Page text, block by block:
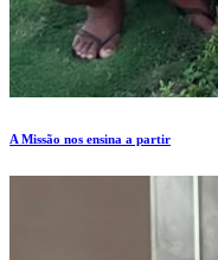
A Missão nos ensina a partir